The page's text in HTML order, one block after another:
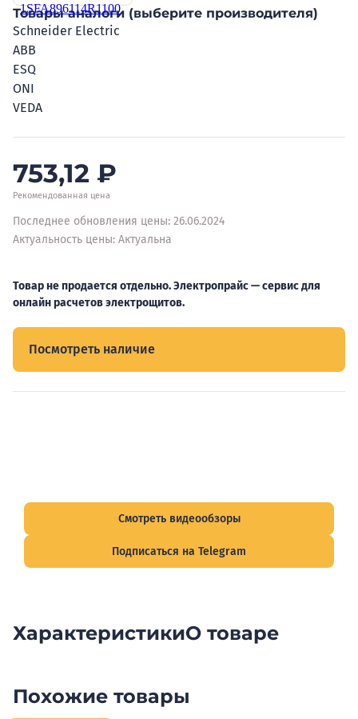
Товары аналоги (выберите производителя)
Schneider Electric
ABB
ESQ
ONI
VEDA
753,12 ₽
Рекомендованная цена
Последнее обновления цены: 26.06.2024
Актуальность цены: Актуальна
Товар не продается отдельно. Электропрайс — сервис для
онлайн расчетов электрощитов.
Посмотреть наличие
Смотреть видеообзоры
Подписаться на Telegram
ХарактеристикиО товаре
Похожие товары